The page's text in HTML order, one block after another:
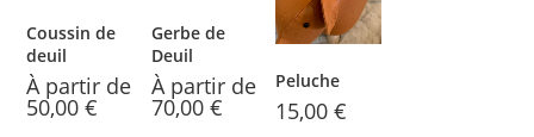
Coussin de
deuil
À partir de
50,00€
Gerbe de
Deuil
À partir de
70,00 €
Peluche
15,00 €